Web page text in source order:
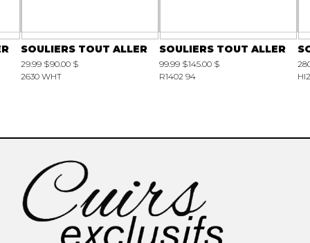
SOULIERS TOUT ALLER
29.99 $90.00 $
2630 WHT
SOULIERS TOUT ALLER
99.99 $145.00 $
R1402 94